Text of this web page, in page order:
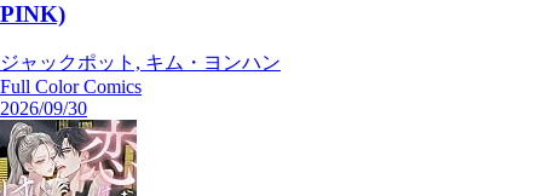
PINK)
ジャックポット, キム・ヨンハン
Full Color Comics
2026/09/30